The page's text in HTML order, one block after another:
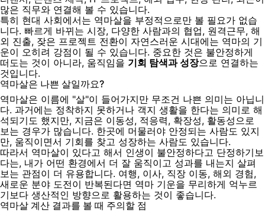
많은 직무와 연결해 볼 수 있습니다.
특히 현대 사회에서는 역마살을 부정적으로만 볼 필요가 없습
니다. 빠르게 바뀌는 시장, 다양한 사람과의 협업, 원격근무, 해
외 진출, 잦은 프로젝트 전환이 자연스러운 시대에는 역마의 기
운이 오히려 강점이 될 수 있습니다. 중요한 것은 불안정하게
떠도는 것이 아니라, 움직임을 기회 탐색과 성장으로 연결하는
것입니다.
역마살은 나쁜 살일까요?
역마살은 이름에 "살"이 들어가지만 무조건 나쁜 의미는 아닙니
다. 과거에는 정착하지 못하거나 객지 생활을 한다는 의미로 해
석되기도 했지만, 지금은 이동성, 적응력, 확장성, 활동성으로
보는 경우가 많습니다. 한곳에 머물러야 안정되는 사람도 있지
만, 움직이면서 기회를 찾고 성장하는 사람도 있습니다.
따라서 역마살이 있다고 해서 인생이 불안정하다고 단정하기보
다는, 내가 어떤 환경에서 더 잘 움직이고 성과를 내는지 살펴
보는 관점이 더 유용합니다. 여행, 이사, 직장 이동, 해외 경험,
새로운 분야 도전이 반복된다면 역마 기운을 무리하게 억누르
기보다 생산적인 방향으로 활용하는 것이 좋습니다.
역마살 계산 결과를 볼 때 주의할 점